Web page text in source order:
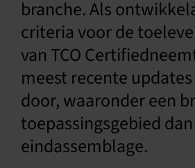
branche. Als
criteria voor de
van TCO
meest recente
door, waaronder een
toepassingsgebied
eindassemblage.